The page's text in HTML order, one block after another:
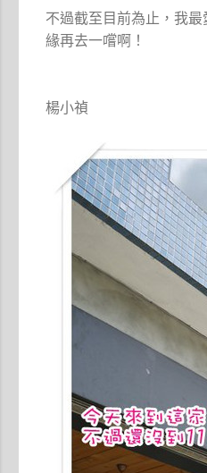
不過截至目前為止，我
緣再去一嚐啊！
楊小禎